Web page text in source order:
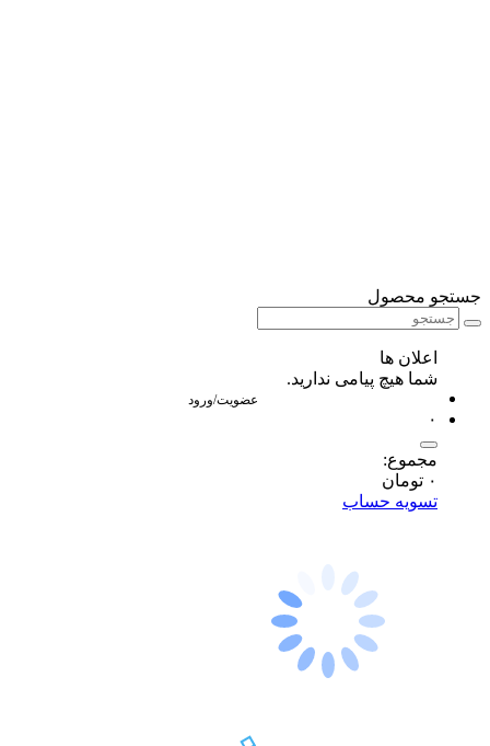
جستجو محصول
اعلان ها
شما هیچ پیامی ندارید.
عضویت/ورود
۰
مجموع:
۰ تومان
تسویه حساب